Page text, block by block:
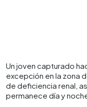
Un joven capturado
excepción en la zona
de deficiencia renal,
permanece día y